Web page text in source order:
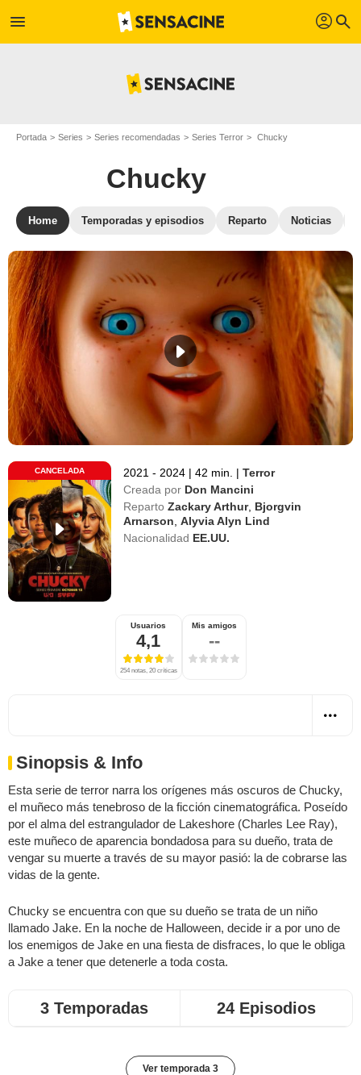
menu profil search
Portada Series Series recomendadas Series Terror Chucky
Chucky
Home Temporadas y episodios Reparto Noticias
CANCELADA 2021 - 2024 | 42 min. | Terror
Creada por Don Mancini
Reparto Zackary Arthur, Bjorgvin
Arnarson ,Alyvia Alyn Lind
Nacionalidad EE.UU.
Usuarios
4,1
254 notas, 20 críticas
Mis amigos
--
Sinopsis & Info
Esta serie de terror narra los orígenes más oscuros de Chucky,
el muñeco más tenebroso de la ficción cinematográfica. Poseído
por el alma del estrangulador de Lakeshore (Charles Lee Ray),
este muñeco de aparencia bondadosa para su dueño, trata de
vengar su muerte a través de su mayor pasió: la de cobrarse las
vidas de la gente.
Chucky se encuentra con que su dueño se trata de un niño
llamado Jake. En la noche de Halloween, decide ir a por uno de
los enemigos de Jake en una fiesta de disfraces, lo que le obliga
a Jake a tener que detenerle a toda costa.
3 Temporadas 24 Episodios
Ver temporada 3